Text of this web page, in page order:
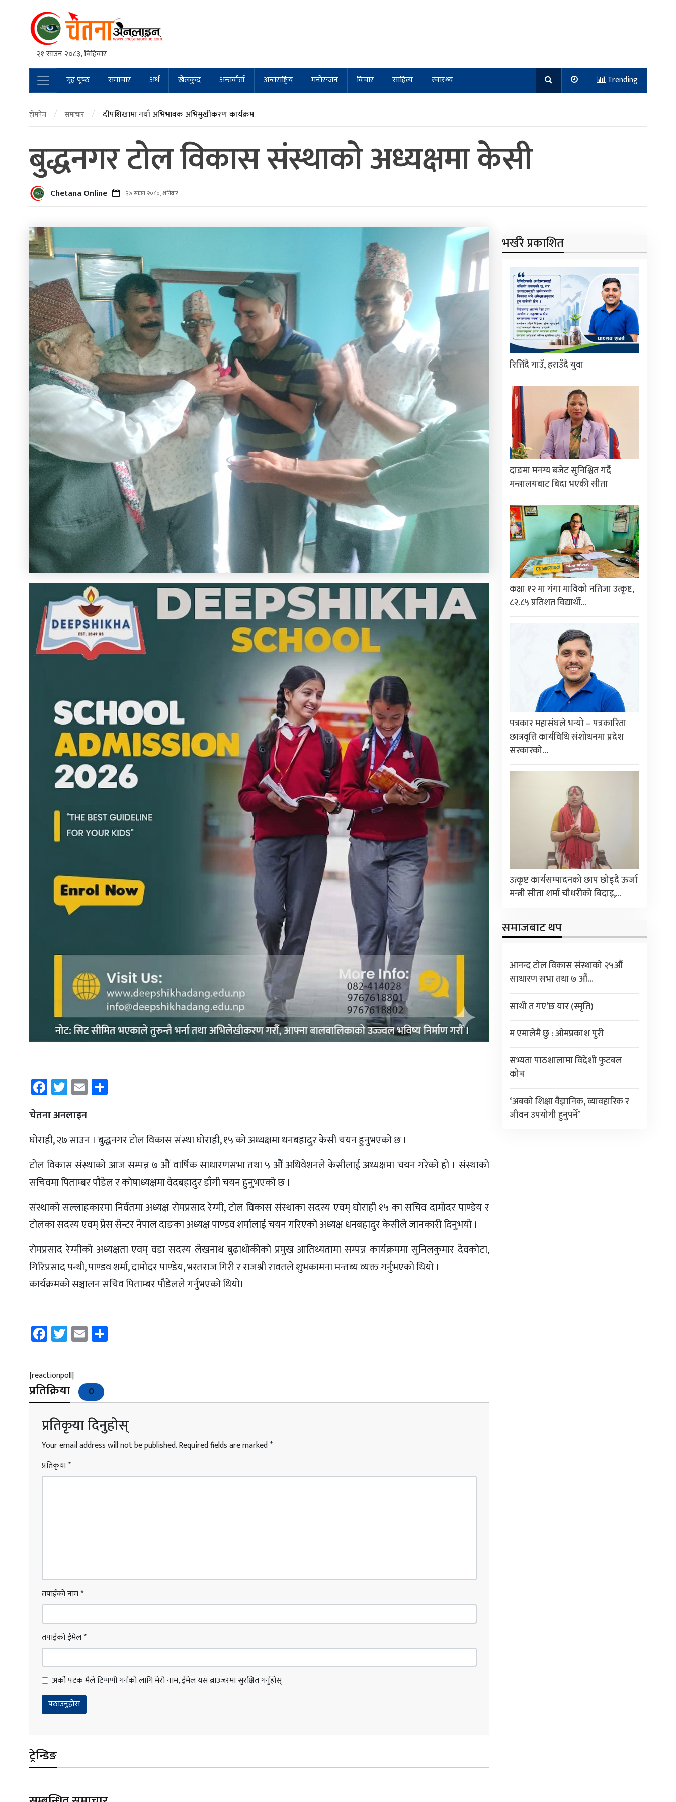
२१ साउन २०८३, बिहिवार
Main Navigation
गृह पृष्‍ठ समाचार अर्थ खेलकुद अन्तर्वार्ता अन्तराष्ट्रिय मनोरन्जन विचार साहित्य स्वास्थ्य Trending
होमपेज / समाचार / दीपशिखामा नयाँ अभिभावक अभिमुखीकरण कार्यक्रम
बुद्धनगर टाेल विकास संस्थाकाे अध्यक्षमा केसी
Chetana Online २७ साउन २०८०, शनिवार
Facebook
Twitter
Email
चेतना अनलाइन
घाेराही, २७ साउन । बुद्धनगर टाेल विकास संस्था घाेराही, १५ काे अध्यक्षमा धनबहादुर केसी चयन हुनुभएको छ ।
टाेल विकास संस्थाकाे आज सम्पन्न ७ ओैं वार्षिक साधारणसभा तथा ५ ओैं अधिवेशनले केसीलाई अध्यक्षमा चयन गरेकाे हाे । संस्थाकाे
सचिवमा पिताम्बर पाैडेल र काेषाध्यक्षमा वेदबहादुर डाँगी चयन हुनुभएको छ ।
संस्थाकाे सल्लाहकारमा निर्वतमा अध्यक्ष राेमप्रसाद रेग्मी, टाेल विकास संस्थाका सदस्य एवम् घाेराही १५ का सचिव दामाेदर पाण्डेय र
टाेलका सदस्य एवम् प्रेस सेन्टर नेपाल दाङका अध्यक्ष पाण्डव शर्मालाई चयन गरिएकाे अध्यक्ष धनबहादुर केसीले जानकारी दिनुभयाे ।
राेमप्रसाद रेग्मीकाे अध्यक्षता एवम् वडा सदस्य लेखनाथ बुढाथोकीकाे प्रमुख आतिथ्यतामा सम्पन्न कार्यक्रममा सुनिलकुमार देवकाेटा,
गिरिप्रसाद पन्थी, पाण्डव शर्मा, दामोदर पाण्डेय, भरतराज गिरी र राजश्री रावतले शुभकामना मन्तब्य व्यक्त गर्नुभएको थियाे ।
कार्यक्रमकाे सञ्चालन सचिव पिताम्बर पाैडेलले गर्नुभएको थियाे।
Facebook
Twitter
Email
[reactionpoll]
प्रतिक्रिया 0
प्रतिकृया दिनुहोस्
Your email address will not be published.Required fields are marked*
प्रतिकृया*
तपाईंको नाम*
तपाईंको ईमेल*
अर्को पटक मैले टिप्पणी गर्नको लागि मेरो नाम, ईमेल यस ब्राउजरमा सुरक्षित गर्नुहोस्
ट्रेन्डिङ
भर्खरै प्रकाशित
रित्तिँदै गाउँ, हराउँदै युवा
दाङमा मनग्य बजेट सुनिश्चित गर्दै
मन्त्रालयबाट बिदा भएकी सीता
कक्षा १२ मा गंगा माविको नतिजा उत्कृष्ट,
८२.८५ प्रतिशत विद्यार्थी…
पत्रकार महासंघले भन्यो – पत्रकारिता
छात्रवृत्ति कार्यविधि संशोधनमा प्रदेश
सरकारको…
उत्कृष्ट कार्यसम्पादनको छाप छोड्दै ऊर्जा
मन्त्री सीता शर्मा चौधरीको बिदाइ,…
समाजबाट थप
आनन्द टोल विकास संस्थाको २५औं
साधारण सभा तथा ७ औं…
साथी त गए’छ यार (स्मृति)
म एमालेमै छु : ओमप्रकाश पुरी
सभ्यता पाठशालामा विदेशी फुटबल
कोच
‘अबको शिक्षा वैज्ञानिक, व्यावहारिक र
जीवन उपयोगी हुनुपर्ने’